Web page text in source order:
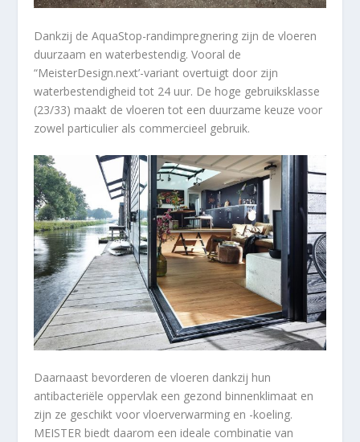
Dankzij de AquaStop-randimpregnering zijn de vloeren
duurzaam en waterbestendig. Vooral de
“MeisterDesign.next’-variant overtuigt door zijn
waterbestendigheid tot 24 uur. De hoge gebruiksklasse
(23/33) maakt de vloeren tot een duurzame keuze voor
zowel particulier als commercieel gebruik.
Daarnaast bevorderen de vloeren dankzij hun
antibacteriële oppervlak een gezond binnenklimaat en
zijn ze geschikt voor vloerverwarming en -koeling.
MEISTER biedt daarom een ​​ideale combinatie van